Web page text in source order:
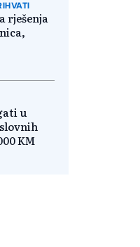
rješenja
u
KM